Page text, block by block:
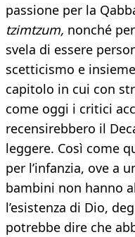
passione per la
tzimtzum, nonché
svela di essere
scetticismo e
capitolo in cui con
come oggi i critici
recensirebbero il
leggere. Così come
per l’infanzia, ove a
bambini non hanno
l’esistenza di Dio,
potrebbe dire che